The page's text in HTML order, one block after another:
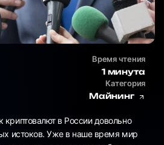
Время чтения
1 минута
Категория
Майнинг
в России довольно
истоков. Уже в наше время мир